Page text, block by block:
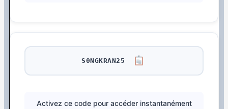
S0NGKRAN25
Activez ce code pour accéder instantanément